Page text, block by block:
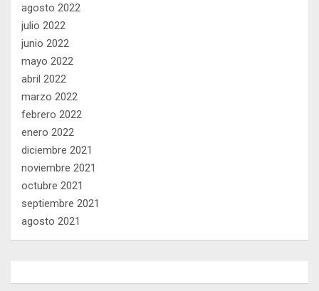
agosto 2022
julio 2022
junio 2022
mayo 2022
abril 2022
marzo 2022
febrero 2022
enero 2022
diciembre 2021
noviembre 2021
octubre 2021
septiembre 2021
agosto 2021